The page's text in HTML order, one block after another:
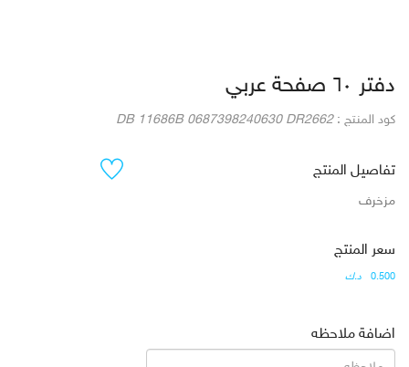
دفتر ٦٠ صفحة عربي
كود المنتج :DB 11686B 0687398240630 DR2662
تفاصيل المنتج
مزخرف
سعر المنتج
0.500 د.ك
اضافة ملاحظه